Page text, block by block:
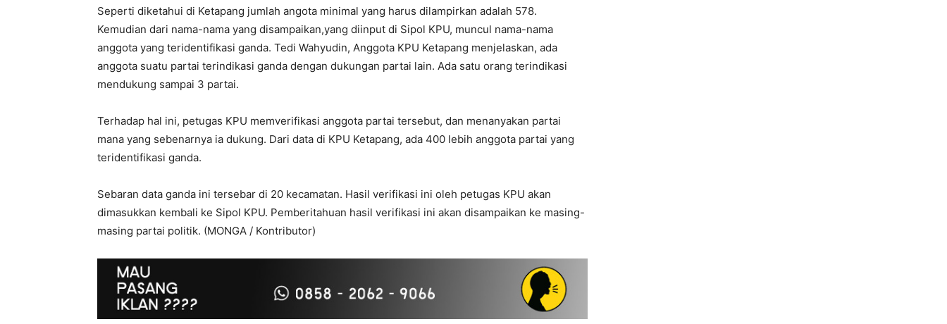
Seperti diketahui di Ketapang jumlah angota minimal yang harus dilampirkan adalah 578.
Kemudian dari nama-nama yang disampaikan,yang diinput di Sipol KPU, muncul nama-nama
anggota yang teridentifikasi ganda. Tedi Wahyudin, Anggota KPU Ketapang menjelaskan, ada
anggota suatu partai terindikasi ganda dengan dukungan partai lain. Ada satu orang terindikasi
mendukung sampai 3 partai.
Terhadap hal ini, petugas KPU memverifikasi anggota partai tersebut, dan menanyakan partai
mana yang sebenarnya ia dukung. Dari data di KPU Ketapang, ada 400 lebih anggota partai yang
teridentifikasi ganda.
Sebaran data ganda ini tersebar di 20 kecamatan. Hasil verifikasi ini oleh petugas KPU akan
dimasukkan kembali ke Sipol KPU. Pemberitahuan hasil verifikasi ini akan disampaikan ke masing-
masing partai politik. (MONGA / Kontributor)